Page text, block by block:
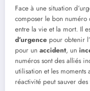
Face à une situation
composer le bon
entre la vie et la mort. Il
d’urgence pour obtenir
pour un accident, un
numéros sont des alliés
utilisation et les
réactivité peut sauver des